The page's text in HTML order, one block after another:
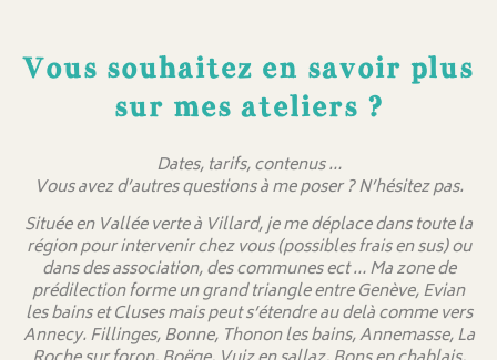
Vous souhaitez en savoir plus
sur mes ateliers ?
Dates, tarifs, contenus …
Vous avez d’autres questions à me poser ? N’hésitez pas.
Située en Vallée verte à Villard, je me déplace dans toute la
région pour intervenir chez vous (possibles frais en sus) ou
dans des association, des communes ect … Ma zone de
prédilection forme un grand triangle entre Genève, Evian
les bains et Cluses mais peut s’étendre au delà comme vers
Annecy. Fillinges, Bonne, Thonon les bains, Annemasse, La